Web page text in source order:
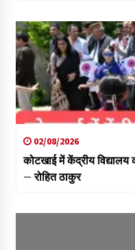
02/08/2026
कोटखाई में केंद्रीय
– रोहित ठाकुर